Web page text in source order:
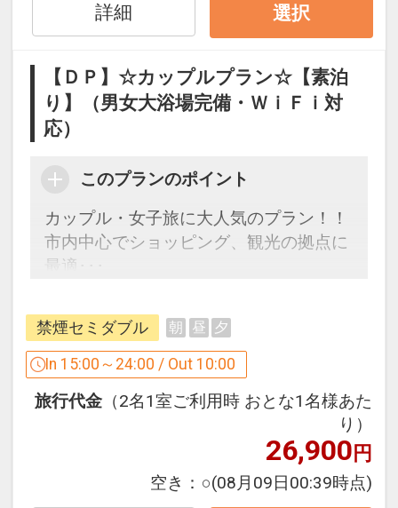
【客室設備】液晶テレビ(地上デジタル対
応､ユニットバス､シャワートイレ、個別
空調､デュベ（羽毛布団）、明るいシー
リングライト､電気ポット､歯ブラシ、髭
オル、ハンドタオル、浴衣、シャンプ
フェイスソープ、ドライヤー、お茶セッ
ト、多機能携帯充電器
ンイレブン徒歩約3分・ファミリーマー
ト徒歩約3分
【近隣情報】
世界遺産原爆ドーム 徒歩約10分
お好み村 徒歩約10分
詳細 選択
【ＤＰ】☆カップルプラン☆【素泊
り】（男女大浴場完備・ＷｉＦｉ対
応）
このプランのポイント
カップル・女子旅に大人気のプラン！！
市内中心でショッピング、観光の拠点に
最適･･･
の女子旅にもご利用頂けます。
【男女大浴場】人工温泉「準天然」光明
１：００ 午前６：００～９：００
【ネット環境】全室でWi-Fiがご利用頂け
ます。パソコンはLAN接続も可能(LAN
禁煙セミダブル 朝 昼 夕
In 15:00～24:00 / Out 10:00
旅行代金 （2名1室ご利用時 おとな1名様あた
り）
26,900円
空き： ○(08月09日00:39時点)